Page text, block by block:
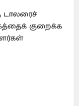
டாலரைச்
குறைக்க